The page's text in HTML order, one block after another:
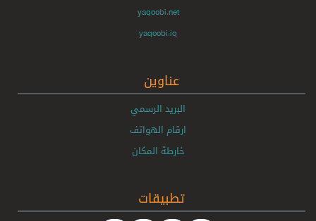
yaqoobi.net
yaqoobi.iq
عناوين
البريد الرسمي
ارقام الهواتف
خارطة المكان
تطبيقات